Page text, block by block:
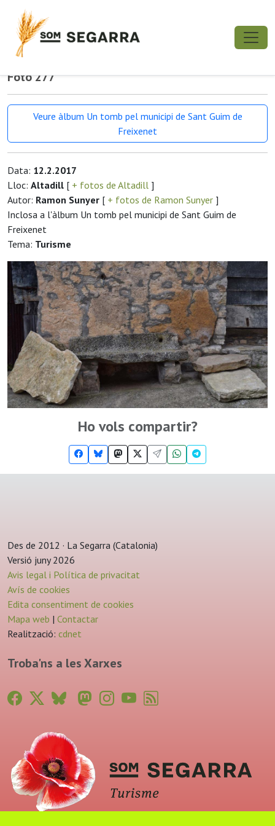
Foto 277
Veure àlbum Un tomb pel municipi de Sant Guim de
Freixenet
Data: 12.2.2017
Lloc: Altadill [ + fotos de Altadill ]
Autor: Ramon Sunyer [ + fotos de Ramon Sunyer ]
Inclosa a l'àlbum Un tomb pel municipi de Sant Guim de
Freixenet
Tema: Turisme
Ho vols compartir?
Des de 2012 · La Segarra (Catalonia)
Versió juny 2026
Avis legal i Política de privacitat
Avís de cookies
Edita consentiment de cookies
Mapa web | Contactar
Realització: cdnet
Troba'ns a les Xarxes